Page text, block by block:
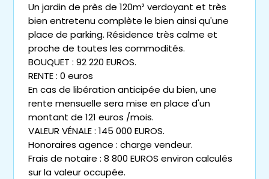
Un jardin de près de 120m² verdoyant et très
bien entretenu complète le bien ainsi qu'une
place de parking. Résidence très calme et
proche de toutes les commodités.
BOUQUET : 92 220 EUROS.
RENTE : 0 euros
En cas de libération anticipée du bien, une
rente mensuelle sera mise en place d'un
montant de 121 euros /mois.
VALEUR VÉNALE : 145 000 EUROS.
Honoraires agence : charge vendeur.
Frais de notaire : 8 800 EUROS environ calculés
sur la valeur occupée.